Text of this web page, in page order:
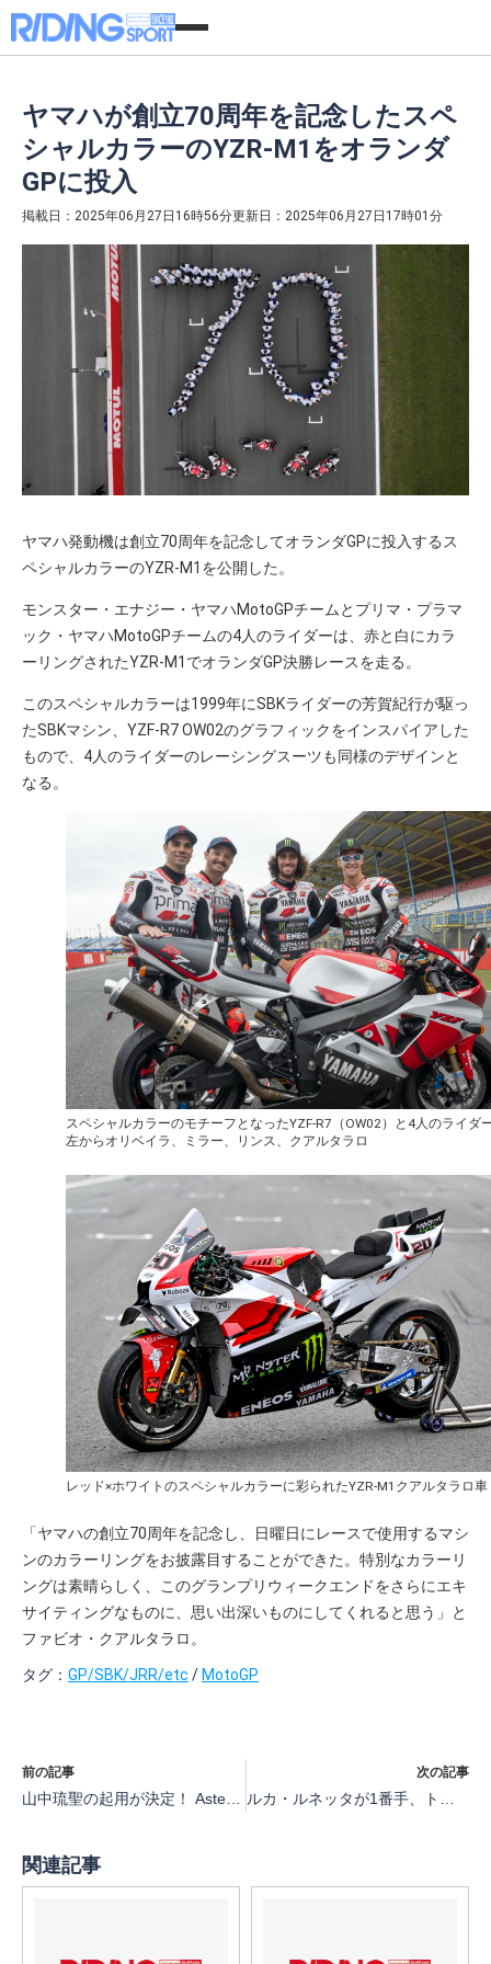
ヤマハが創立70周年を記念したスペ
シャルカラーのYZR-M1をオランダ
GPに投入
掲載日：2025年06月27日16時56分更新日：2025年06月27日17時01分
ヤマハ発動機は創立70周年を記念してオランダGPに投入するス
ペシャルカラーのYZR-M1を公開した。
モンスター・エナジー・ヤマハMotoGPチームとプリマ・プラマ
ック・ヤマハMotoGPチームの4人のライダーは、赤と白にカラ
ーリングされたYZR-M1でオランダGP決勝レースを走る。
このスペシャルカラーは1999年にSBKライダーの芳賀紀行が駆っ
たSBKマシン、YZF-R7 OW02のグラフィックをインスパイアした
もので、4人のライダーのレーシングスーツも同様のデザインと
なる。
スペシャルカラーのモチーフとなったYZF-R7（OW02）と4人のライダ
左からオリベイラ、ミラー、リンス、クアルタラロ
レッド×ホワイトのスペシャルカラーに彩られたYZR-M1クアルタラロ車
「ヤマハの創立70周年を記念し、日曜日にレースで使用するマシ
ンのカラーリングをお披露目することができた。特別なカラーリ
ングは素晴らしく、このグランプリウィークエンドをさらにエキ
サイティングなものに、思い出深いものにしてくれると思う」と
ファビオ・クアルタラロ。
タグ： GP/SBK/JRR/etc / MotoGP
前の記事
山中琉聖の起用が決定！ Astemo Pro Honda SI Racingが鈴鹿8耐の体制を発表【2025鈴鹿8耐】
次の記事
ルカ・ルネッタが1番手、トップ10にホンダ勢4台【MotoGP第10戦オランダMoto3プラクティス】
関連記事